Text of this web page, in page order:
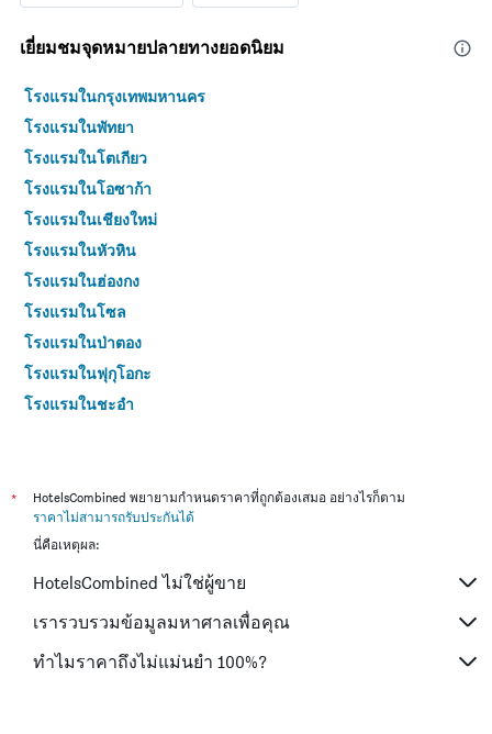
เยี่ยมชมจุดหมายปลายทางยอดนิยม
โรงแรมในกรุงเทพมหานคร
โรงแรมในพัทยา
โรงแรมในโตเกียว
โรงแรมในโอซาก้า
โรงแรมในเชียงใหม่
โรงแรมในหัวหิน
โรงแรมในฮ่องกง
โรงแรมในโซล
โรงแรมในป่าตอง
โรงแรมในฟุกุโอกะ
โรงแรมในชะอำ
โรงแรมในเกาะสมุย
โรงแรมในเซี่ยงไฮ้
โรงแรมในเกาะช้าง (ตราด)
โรงแรมในไทเป
โรงแรมในหาดใหญ่
โรงแรมในชลบุรี
*
HotelsCombined พยายามกำหนดราคาที่ถูกต้องเสมอ อย่างไรก็ตาม
ราคาไม่สามารถรับประกันได้
นี่คือเหตุผล:
HotelsCombined ไม่ใช่ผู้ขาย
เรารวบรวมข้อมูลมหาศาลเพื่อคุณ
ทำไมราคาถึงไม่แม่นยำ 100%?